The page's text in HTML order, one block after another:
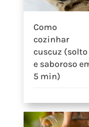
Como
cozinhar
cuscuz (solto
e saboroso
5 min)